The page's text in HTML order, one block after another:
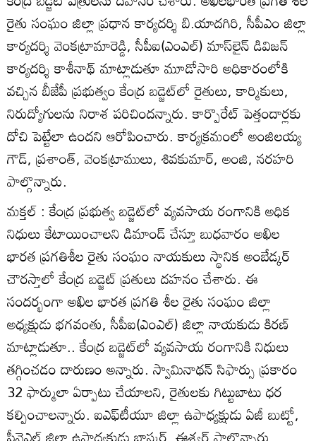
రైతు సంఘం జిల్లా ప్రధాన కార్యదర్శి బి.యాదగిరి, సీపీఎం జిల్లా
కార్యదర్శి వెంకట్రామారెడ్డి, సీపీఐ(ఎంఎల్‌) మాస్‌లైన్‌ డివిజన్‌
కార్యదర్శి కాశీనాథ్‌ మాట్లాడుతూ మూడోసారి అధికారంలోకి
వచ్చిన బీజేపీ ప్రభుత్వం కేంద్ర బడ్జెట్‌లో రైతులు, కార్మికులు,
నిరుద్యోగులను నిరాశ పరిచిందన్నారు. కార్పొరేట్‌ పెత్తందార్లకు
దోచి పెట్టేలా ఉందని ఆరోపించారు. కార్యక్రమంలో అంజిలయ్య
గౌడ్‌, ప్రశాంత్‌, వెంకట్రాములు, శివకుమార్‌, అంజి, నరహరి
పాల్గొన్నారు.
మక్తల్‌ : కేంద్ర ప్రభుత్వ బడ్జెట్‌లో వ్యవసాయ రంగానికి అధిక
నిధులు కేటాయించాలని డిమాండ్‌ చేస్తూ బుధవారం అఖిల
భారత ప్రగతిశీల రైతు సంఘం నాయకులు స్థానిక అంబేడ్కర్‌
చౌరస్తాలో కేంద్ర బడ్జెట్‌ ప్రతులు దహనం చేశారు. ఈ
సందర్భంగా అఖిల భారత ప్రగతి శీల రైతు సంఘం జిల్లా
అధ్యక్షుడు భగవంతు, సీపీఐ(ఎంఎల్‌) జిల్లా నాయకుడు కిరణ్‌
మాట్లాడుతూ.. కేంద్ర బడ్జెట్‌లో వ్యవసాయ రంగానికి నిధులు
తగ్గించడం దారుణం అన్నారు. స్వామినాథన్‌ సిఫార్సు ప్రకారం
32 ఫార్ములా ఏర్పాటు చేయాలని, రైతులకు గిట్టుబాటు ధర
కల్పించాలన్నారు. ఐఎఫ్‌టీయూ జిల్లా ఉపాధ్యక్షుడు ఏజీ బుట్టో,